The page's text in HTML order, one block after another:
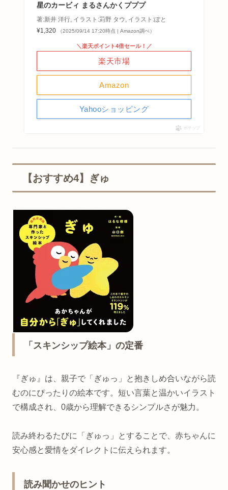
星のカービィ まるさんかくプププ
著:新井 洋行, イラスト:苅野 タウ, イラスト:ぽと
¥1,320
（2025/09/14 17:20時点 | Amazon調べ）
Amazon
＼楽天ポイント4倍セール！／
楽天市場
Yahooショッピング
ポチップ
【おすすめ4】ぎゅ
「スキンシップ絵本」の定番
『ぎゅ』は、親子で「ぎゅっ」と抱きしめ合いながら読
むのにぴったりの絵本です。短い言葉と温かいイラスト
で構成され、0歳から理解できるシンプルさが魅力。
読み終わるたびに「ぎゅっ」とすることで、赤ちゃんに
安心感と愛情をダイレクトに伝えられます。
読み聞かせのヒント